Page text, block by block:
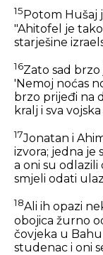
15 Potom Hušaj
"Ahitofel je
starješine
16Zato sad
'Nemoj noćas
brzo prijeđi na
kralj i sva
17Jonatan i
izvora; jedna je
a oni su odlazili
smjeli odati
18Ali ih opazi
obojica žurno
čovjeka u
studenac i oni